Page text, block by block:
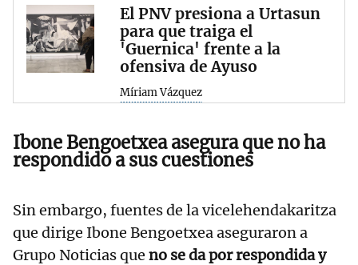
El PNV presiona a Urtasun
para que traiga el
'Guernica' frente a la
ofensiva de Ayuso
Míriam Vázquez
Ibone Bengoetxea asegura que no ha
respondido a sus cuestiones
Sin embargo, fuentes de la vicelehendakaritza
que dirige Ibone Bengoetxea aseguraron a
Grupo Noticias que no se da por respondida y